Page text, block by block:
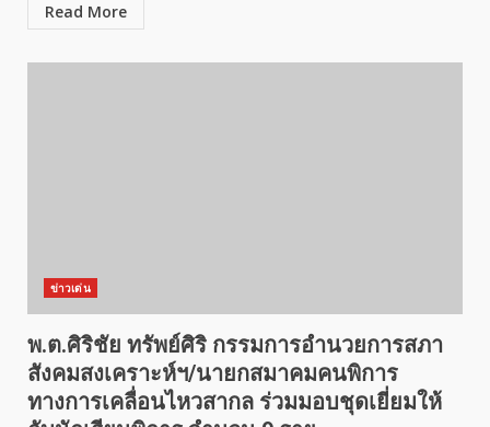
Read More
ข่าวเด่น
พ.ต.ศิริชัย ทรัพย์ศิริ กรรมการอำนวยการสภา
สังคมสงเคราะห์ฯ/นายกสมาคมคนพิการ
ทางการเคลื่อนไหวสากล ร่วมมอบชุดเยี่ยมให้